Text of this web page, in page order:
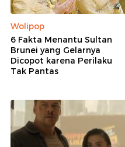
Wolipop
6 Fakta Menantu Sultan
Brunei yang Gelarnya
Dicopot karena Perilaku
Tak Pantas